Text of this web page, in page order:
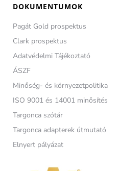
DOKUMENTUMOK
Pagát Gold prospektus
Clark prospektus
Adatvédelmi Tájékoztató
ÁSZF
Minőség- és környezetpolitika
ISO 9001 és 14001 minősítés
Targonca szótár
Targonca adapterek útmutató
Elnyert pályázat